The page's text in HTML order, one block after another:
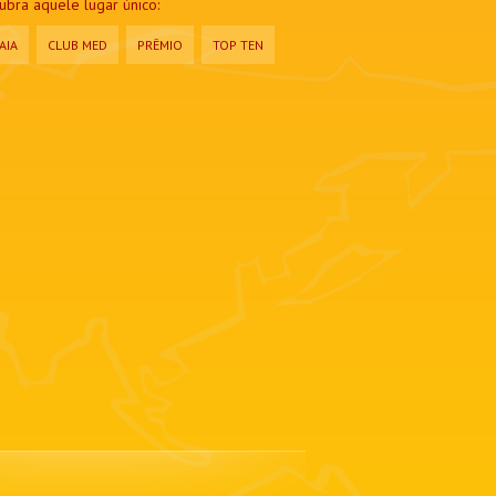
aquele lugar único:
CLUB MED PRÊMIO TOP TEN